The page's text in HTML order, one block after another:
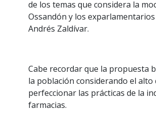
de los temas que considera la
Ossandón y los exparlamentarios
Andrés Zaldívar.
Cabe recordar que la propuesta
la población considerando el
perfeccionar las prácticas de la
farmacias.